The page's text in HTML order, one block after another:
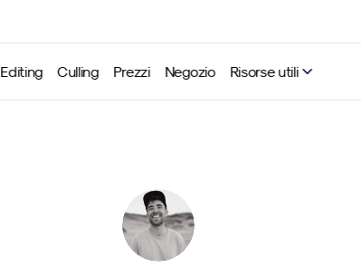
Editing Culling Prezzi Negozio Risorse utili